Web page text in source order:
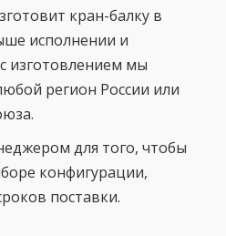
кран-балку в
исполнении и
изготовлением мы
регион России или
для того, чтобы
конфигурации,
поставки.